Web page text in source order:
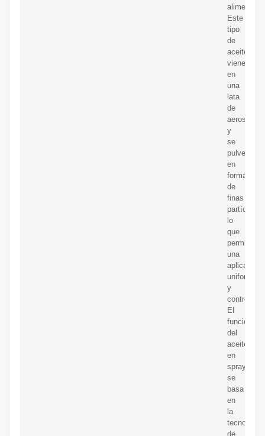
alimentos.
Este
tipo
de
aceite
viene
en
una
lata
de
aerosol
y
se
pulveriza
en
forma
de
finas
partículas,
lo
que
permite
una
aplicación
uniforme
y
controlada.
El
del
aceite
en
spray
se
basa
en
la
tecnología
de